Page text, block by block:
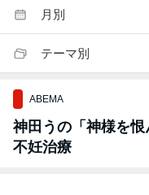
月別
テーマ別
ABEMA
神田うの「神様を
不妊治療